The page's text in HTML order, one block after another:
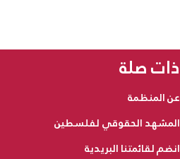
ذات صلة
عن المنظمة
المشهد الحقوقي لفلسطين
انضم لقائمتنا البريدية